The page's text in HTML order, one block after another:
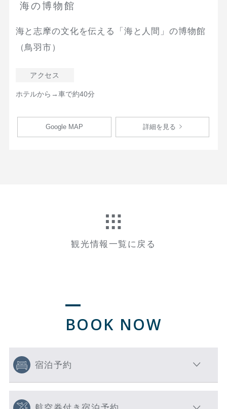
海の博物館
海と志摩の文化を伝える「海と人間」の博物館
（鳥羽市）
アクセス
ホテルから→車で約40分
Google MAP 詳細を見る
観光情報一覧に戻る
BOOK NOW
宿泊予約